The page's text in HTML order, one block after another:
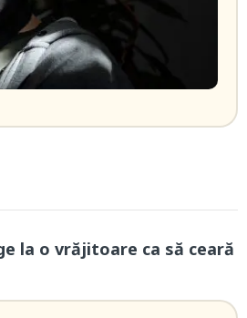
la o vrăjitoare ca să ceară